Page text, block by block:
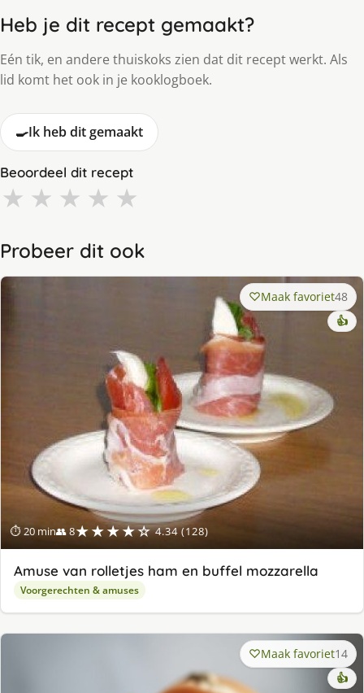
Heb je dit recept gemaakt?
Eén tik, en andere thuiskoks zien dat dit recept werkt. Als
lid komt het ook in je kooklogboek.
🍳Ik heb dit gemaakt
Beoordeel dit recept
★ ★ ★ ★ ★
Probeer dit ook
⏱ 20 min👥 8★★★★☆ 4.34 (128)
Maak favoriet48
👍
Amuse van rolletjes ham en buffel mozzarella
Voorgerechten & amuses
Maak favoriet14
👍